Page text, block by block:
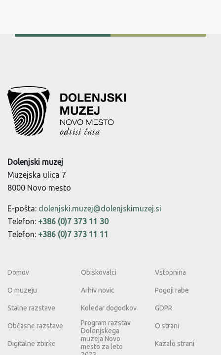
Dolenjski muzej
Muzejska ulica 7
8000 Novo mesto
E-pošta: dolenjski.muzej@dolenjskimuzej.si
Telefon: +386 (0)7 373 11 30
Telefon: +386 (0)7 373 11 11
Domov
O muzeju
Stalne razstave
Občasne razstave
Digitalne zbirke
Obiskovalci
Arhiv novic
Koledar dogodkov
Program razstav
Dolenjskega
muzeja Novo
mesto za leto
Vstopnina
Pogoji rabe
GDPR
O strani
Kazalo strani